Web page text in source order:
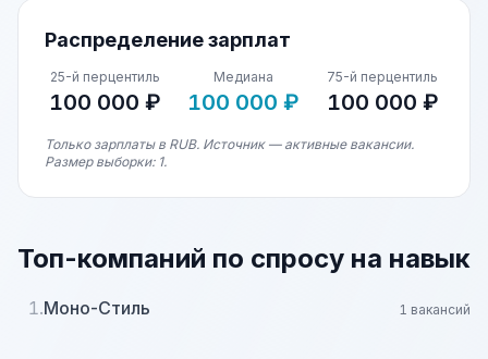
Распределение зарплат
25-й перцентиль
100 000 ₽
Медиана
100 000 ₽
75-й перцентиль
100 000 ₽
Только зарплаты в RUB. Источник — активные вакансии.
Размер выборки: 1.
Топ-компаний по спросу на навык
1.Моно-Стиль 1 вакансий